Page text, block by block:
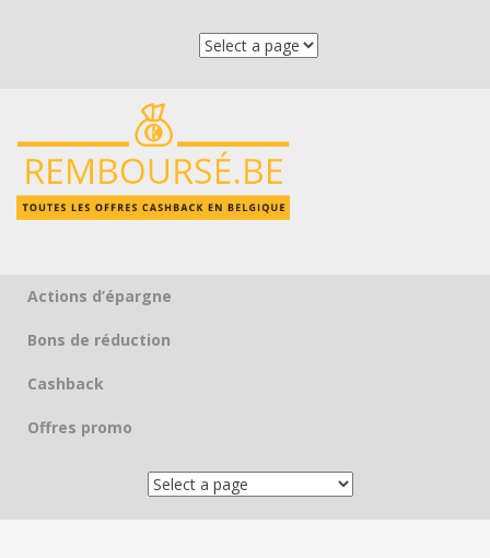
Skip to content
Actions d’épargne
Bons de réduction
Cashback
Offres promo